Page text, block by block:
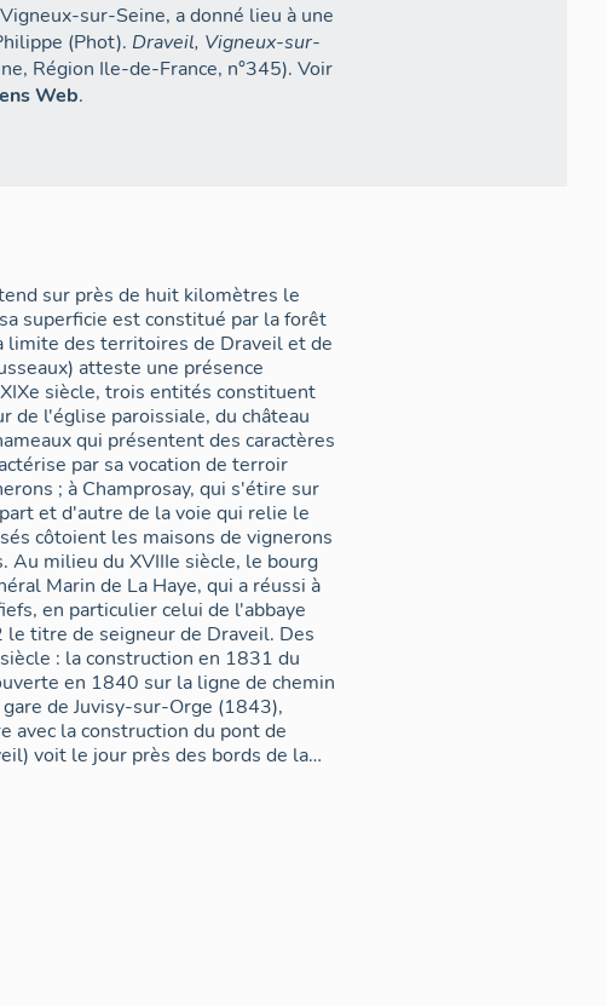
sur-Seine, a donné lieu à une
(Phot). Draveil, Vigneux-sur-
Web.
sur près de huit kilomètres le
superficie est constitué par la forêt
limite des territoires de Draveil et de
atteste une présence
siècle, trois entités constituent
de l'église paroissiale, du château
qui présentent des caractères
par sa vocation de terroir
; à Champrosay, qui s'étire sur
et d'autre de la voie qui relie le
côtoient les maisons de vignerons
milieu du XVIIIe siècle, le bourg
Marin de La Haye, qui a réussi à
en particulier celui de l'abbaye
titre de seigneur de Draveil. Des
: la construction en 1831 du
en 1840 sur la ligne de chemin
de Juvisy-sur-Orge (1843),
avec la construction du pont de
voit le jour près des bords de la
coopératif. Comme à Vigneux,